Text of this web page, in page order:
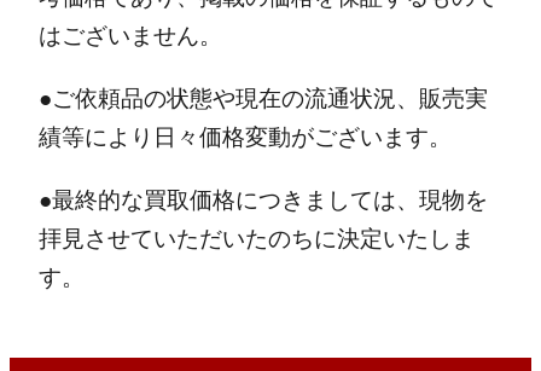
はございません。
●ご依頼品の状態や現在の流通状況、販売実
績等により日々価格変動がございます。
●最終的な買取価格につきましては、現物を
拝見させていただいたのちに決定いたしま
す。